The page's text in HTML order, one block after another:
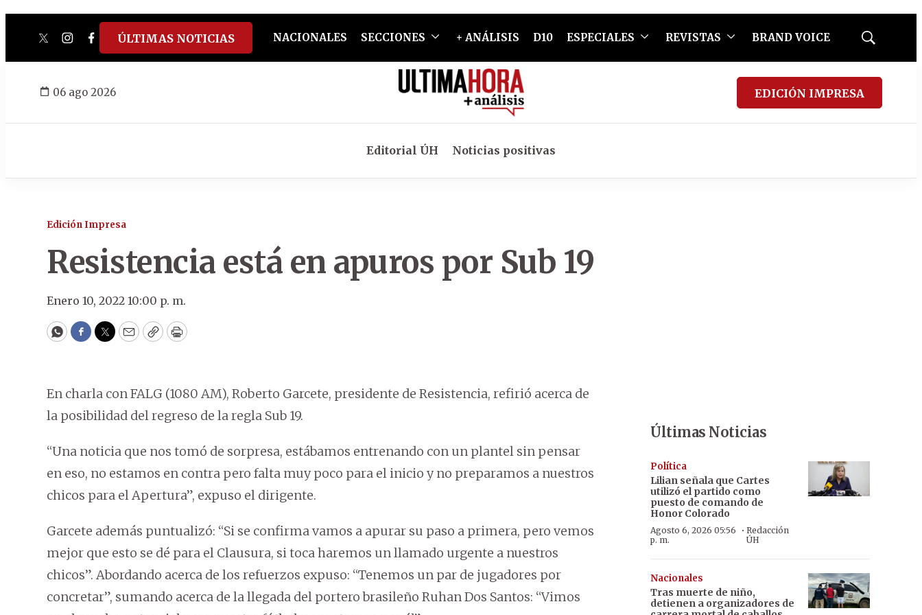
twitterinstagram
facebook
tiktokyoutube
spotify
ÚLTIMAS NOTICIAS NACIONALES SECCIONES + ANÁLISIS D10 ESPECIALES REVISTAS BRAND VOICE
Mostrar
06 ago 2026 EDICIÓN IMPRESA
Editorial ÚH Noticias positivas
Edición Impresa
Resistencia está en apuros por Sub 19
Enero 10, 2022 10:00 p. m.
WhatsApp
Facebook
Twitter
EmailCopyPrint
En charla con FALG (1080 AM), Roberto Garcete, presidente de Resistencia, refirió acerca de
la posibilidad del regreso de la regla Sub 19.
“Una noticia que nos tomó de sorpresa, estábamos entrenando con un plantel sin pensar
en eso, no estamos en contra pero falta muy poco para el inicio y no preparamos a nuestros
chicos para el Apertura”, expuso el dirigente.
Garcete además puntualizó: “Si se confirma vamos a apurar su paso a primera, pero vemos
mejor que esto se dé para el Clausura, si toca haremos un llamado urgente a nuestros
chicos”. Abordando acerca de los refuerzos expuso: “Tenemos un par de jugadores por
concretar”, sumando acerca de la llegada del portero brasileño Ruhan Dos Santos: “Vimos
Últimas Noticias
Política
Lilian señala que Cartes
utilizó el partido como
puesto de comando de
Honor Colorado
Agosto 6, 2026 05:56
p. m.
· Redacción
ÚH
Nacionales
Tras muerte de niño,
detienen a organizadores de